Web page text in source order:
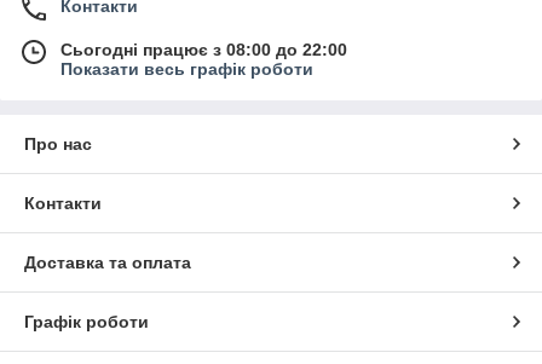
Контакти
Сьогодні працює з 08:00 до 22:00
Показати весь графік роботи
Про нас
Контакти
Доставка та оплата
Графік роботи